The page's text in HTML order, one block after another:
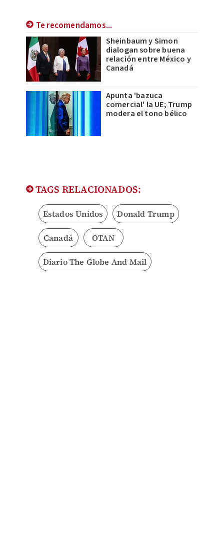
Te recomendamos...
Sheinbaum y Simon
dialogan sobre buena
relación entre México y
Canadá
Apunta 'bazuca
comercial' la UE; Trump
modera el tono bélico
TAGS RELACIONADOS:
Estados Unidos Donald Trump
Canadá OTAN
Diario The Globe And Mail